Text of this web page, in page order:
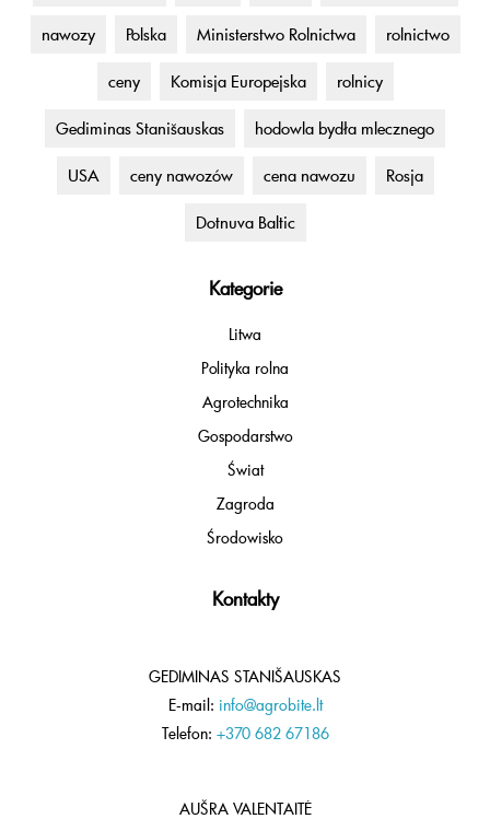
nawozy Polska Ministerstwo Rolnictwa rolnictwo
ceny Komisja Europejska rolnicy
Gediminas Stanišauskas hodowla bydła mlecznego
USA ceny nawozów cena nawozu Rosja
Dotnuva Baltic
Kategorie
Litwa
Polityka rolna
Agrotechnika
Gospodarstwo
Świat
Zagroda
Środowisko
Kontakty
GEDIMINAS STANIŠAUSKAS
E-mail: info@agrobite.lt
Telefon: +370 682 67186
AUŠRA VALENTAITĖ